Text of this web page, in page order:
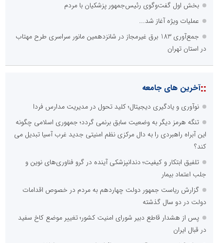
بخش اول گفت‌وگوی رئیس‌جمهور پزشکیان با مردم
عملیات ویژه آغاز شد...
جمع‌آوری 183 برق غیرمجاز در شانزدهمین مانور سراسری طرح مهتاب
در استان تهران
::آخرین های جامعه
نوآوری و یادگیری دیجیتال؛ کلید تحول در مدیریت مدارس فردا
تنگه هرمز دیگر به وضعیت سابق برنمی گردد؛ جمهوری اسلامی چگونه
این آبراه راهبردی را به دال مرکزی نظم امنیتی جدید غرب آسیا تبدیل می
کند؟
تلفیق ابتکار و کیفیت؛ دندانپزشکی آینده در گرو فناوری‌های نوین و
جلب اعتماد بیمار
گزارش ریاست جمهور دولت چهاردهم به مردم در خصوص اقدامات
دولت در دو سال گذشته
پس از هشدار قاطع دبیر شورای امنیت کشور؛ تغییر موضع کاخ سفید
در قبال ایران